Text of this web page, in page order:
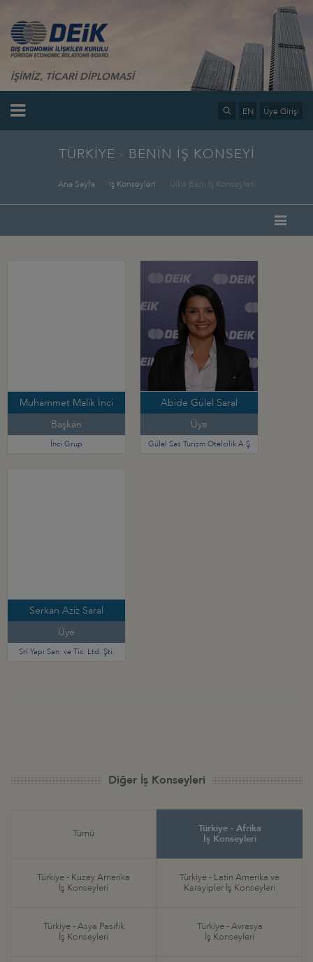
İŞİMİZ, TİCARİ DİPLOMASİ
EN Üye Girişi
TÜRKİYE - BENİN İŞ KONSEYİ
Ana Sayfa İş Konseyleri Ülke Bazlı İş Konseyleri
Muhammet Malik İnci
Başkan
İnci Grup
Abide Gülel Saral
Üye
Gülel Sas Turizm Otelcilik A.Ş
Serkan Aziz Saral
Üye
Srl Yapı San. ve Tic. Ltd. Şti.
Diğer İş Konseyleri
Tümü
Türkiye - Afrika
İş Konseyleri
Türkiye - Kuzey Amerika
İş Konseyleri
Türkiye - Latin Amerika ve
Karayipler İş Konseyleri
Türkiye - Asya Pasifik
İş Konseyleri
Türkiye - Avrasya
İş Konseyleri